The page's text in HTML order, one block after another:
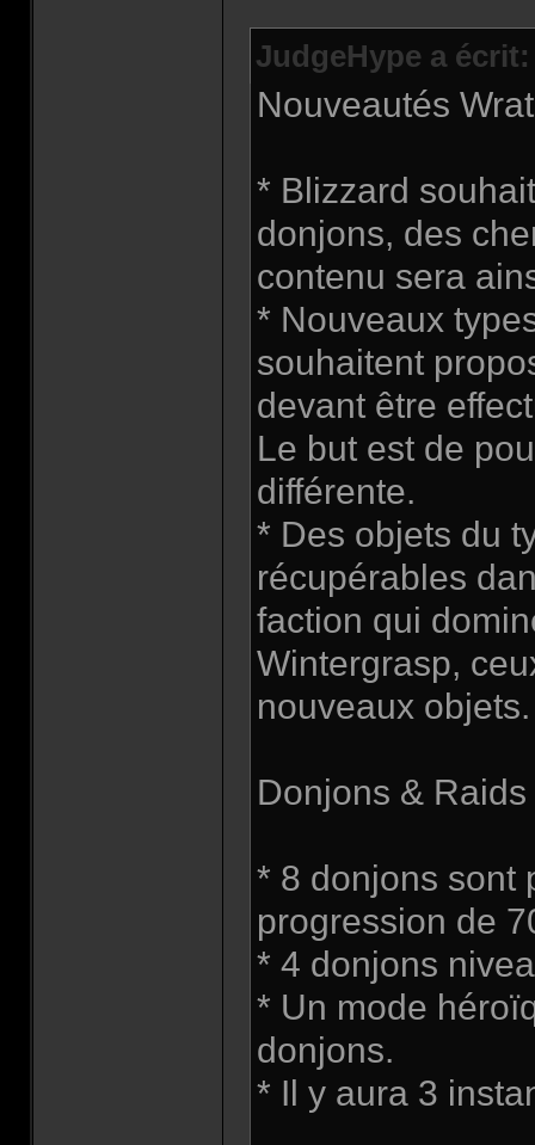
JudgeHype a écrit:
Nouveautés
* Blizzard
donjons, des
contenu sera
* Nouveaux
souhaitent
devant être
Le but est de
différente.
* Des objets du
récupérables
faction qui
Wintergrasp,
nouveaux objets.
Donjons & Raids
* 8 donjons sont
progression de
* 4 donjons
* Un mode
donjons.
* Il y aura 3